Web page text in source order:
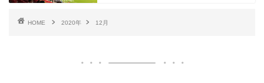
HOME 2020年 12月